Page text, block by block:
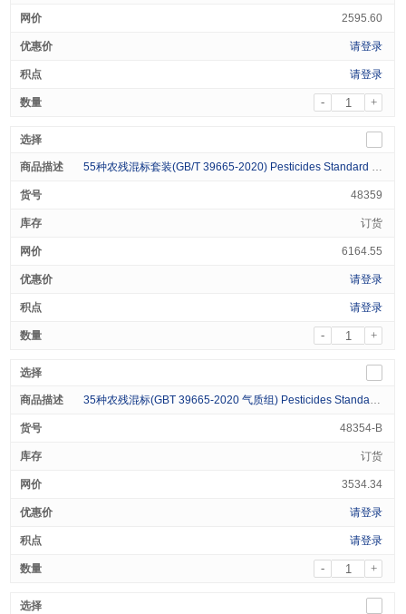
2595.60
请登录
请登录
- +
55种农残混标套装(GB/T 39665-2020) Pesticides Standard (55 Analytes) 100ug/mL Kit 2X1mL
48359
订货
6164.55
请登录
请登录
- +
35种农残混标(GBT 39665-2020 气质组) Pesticides Standard (35 Analytes) Varied in Acetone 1mL
48354-B
订货
3534.34
请登录
请登录
- +